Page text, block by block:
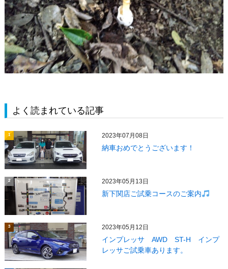
よく読まれている記事
1 2023年07月08日
納車おめでとうございます！
2 2023年05月13日
新下関店ご試乗コースのご案内
3 2023年05月12日
インプレッサ AWD ST-H インプ
レッサご試乗車あります。